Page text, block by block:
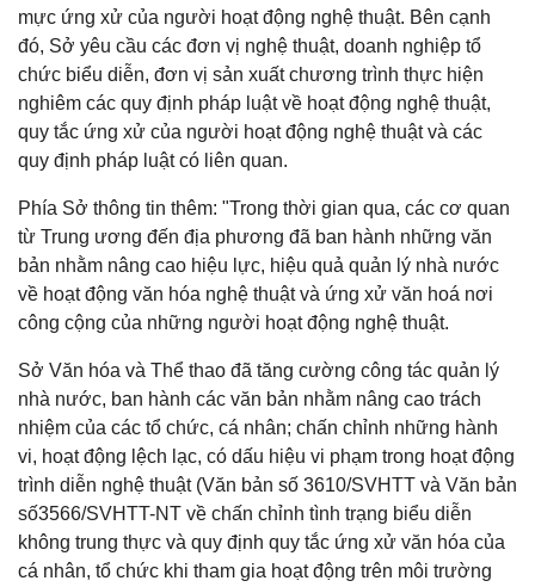
mực ứng xử của người hoạt động nghệ thuật. Bên cạnh
đó, Sở yêu cầu các đơn vị nghệ thuật, doanh nghiệp tổ
chức biểu diễn, đơn vị sản xuất chương trình thực hiện
nghiêm các quy định pháp luật về hoạt động nghệ thuật,
quy tắc ứng xử của người hoạt động nghệ thuật và các
quy định pháp luật có liên quan.
Phía Sở thông tin thêm: "Trong thời gian qua, các cơ quan
từ Trung ương đến địa phương đã ban hành những văn
bản nhằm nâng cao hiệu lực, hiệu quả quản lý nhà nước
về hoạt động văn hóa nghệ thuật và ứng xử văn hoá nơi
công cộng của những người hoạt động nghệ thuật.
Sở Văn hóa và Thể thao đã tăng cường công tác quản lý
nhà nước, ban hành các văn bản nhằm nâng cao trách
nhiệm của các tổ chức, cá nhân; chấn chỉnh những hành
vi, hoạt động lệch lạc, có dấu hiệu vi phạm trong hoạt động
trình diễn nghệ thuật (Văn bản số 3610/SVHTT và Văn bản
số3566/SVHTT-NT về chấn chỉnh tình trạng biểu diễn
không trung thực và quy định quy tắc ứng xử văn hóa của
cá nhân, tổ chức khi tham gia hoạt động trên môi trường